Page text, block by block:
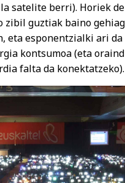
satelite berri). Horiek
zibil guztiak baino
eta esponentzialki ari
kontsumoa (eta
falta da konektatzeko).